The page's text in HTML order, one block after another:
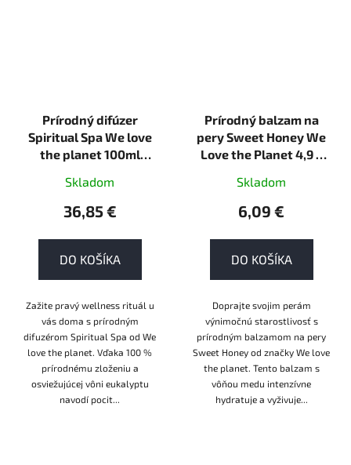
Prírodný difúzer
Spiritual Spa We love
the planet 100ml
Skladom
36,85 €
DO KOŠÍKA
Zažite pravý wellness rituál u
vás doma s prírodným
difuzérom Spiritual Spa od We
love the planet. Vďaka 100 %
prírodnému zloženiu a
osviežujúcej vôni eukalyptu
navodí pocit...
Prírodný balzam na
pery Sweet Honey We
Love the Planet 4,9 g
Skladom
6,09 €
DO KOŠÍKA
Doprajte svojim perám
výnimočnú starostlivosť s
prírodným balzamom na pery
Sweet Honey od značky We love
the planet. Tento balzam s
vôňou medu intenzívne
hydratuje a vyživuje...